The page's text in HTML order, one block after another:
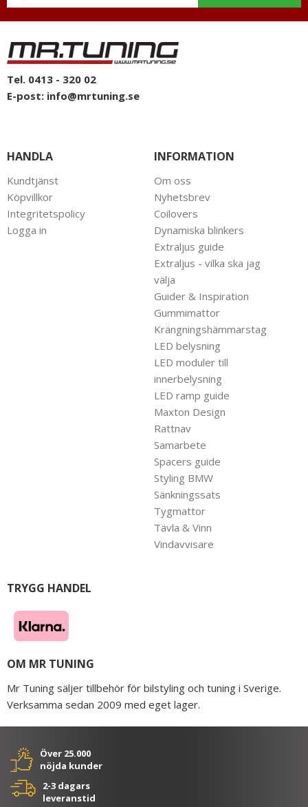
Tel. 0413 - 320 02
E-post: info@mrtuning.se
HANDLA
Kundtjänst
Köpvillkor
Integritetspolicy
Logga in
INFORMATION
Om oss
Nyhetsbrev
Coilovers
Dynamiska blinkers
Extraljus guide
Extraljus - vilka ska jag
välja
Guider & Inspiration
Gummimattor
Krängningshämmarstag
LED belysning
LED moduler till
innerbelysning
LED ramp guide
Maxton Design
Rattnav
Samarbete
Spacers guide
Styling BMW
Sänkningssats
Tygmattor
Tävla & Vinn
Vindavvisare
TRYGG HANDEL
OM MR TUNING
Mr Tuning säljer tillbehör för bilstyling och tuning i Sverige.
Verksamma sedan 2009 med eget lager.
Över 25.000
nöjda kunder
2-3 dagars
leveranstid